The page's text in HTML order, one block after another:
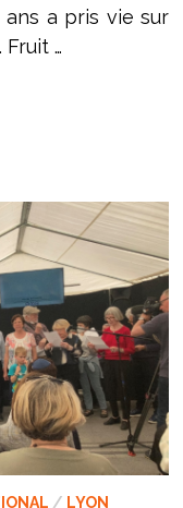
ans a pris vie sur
…
/ LYON